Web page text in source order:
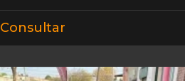
Consultar